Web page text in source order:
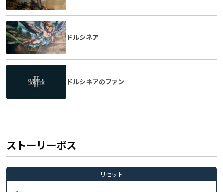
ドルシネア
ドルシネアのファン
ストーリーボス
リセット